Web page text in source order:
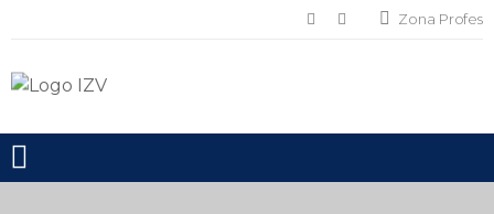
Zona Profes
Toggle mobile menu